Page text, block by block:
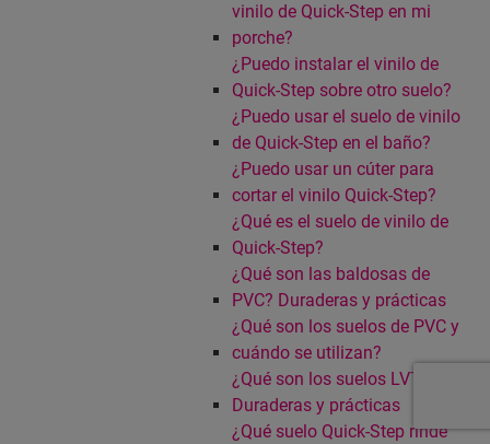
vinilo de Quick-Step en mi
porche?
¿Puedo instalar el vinilo de
Quick-Step sobre otro suelo?
¿Puedo usar el suelo de vinilo
de Quick-Step en el baño?
¿Puedo usar un cúter para
cortar el vinilo Quick-Step?
¿Qué es el suelo de vinilo de
Quick-Step?
¿Qué son las baldosas de
PVC? Duraderas y prácticas
¿Qué son los suelos de PVC y
cuándo se utilizan?
¿Qué son los suelos LVT?
Duraderas y prácticas
¿Qué suelo Quick-Step rinde